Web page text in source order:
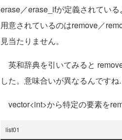
erase／erase_ifが定義されてい
用意されているのはremove／
見当たりません。
英和辞典を引いてみると
した。意味合いが異なるんです
vector<int>から特定の要素を
list01